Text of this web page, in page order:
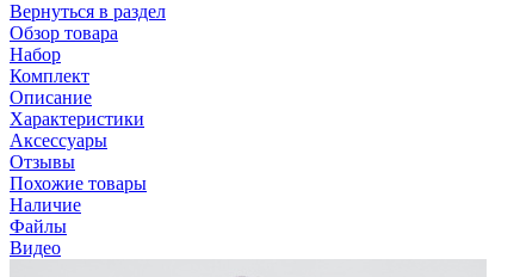
Вернуться в раздел
Обзор товара
Набор
Комплект
Описание
Характеристики
Аксессуары
Отзывы
Похожие товары
Наличие
Файлы
Видео